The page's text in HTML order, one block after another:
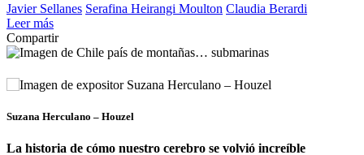
Javier Sellanes Serafina Heirangi Moulton Claudia Berardi
Leer más
Compartir
Suzana Herculano – Houzel
La historia de cómo nuestro cerebro se volvió increíble